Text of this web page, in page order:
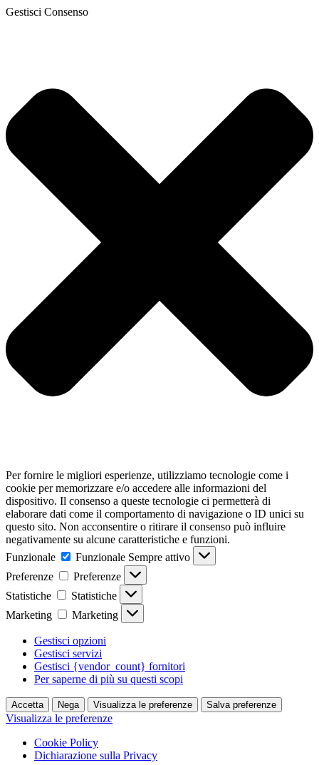
Gestisci Consenso
Per fornire le migliori esperienze, utilizziamo tecnologie come i
cookie per memorizzare e/o accedere alle informazioni del
dispositivo. Il consenso a queste tecnologie ci permetterà di
elaborare dati come il comportamento di navigazione o ID unici su
questo sito. Non acconsentire o ritirare il consenso può influire
negativamente su alcune caratteristiche e funzioni.
Funzionale
Funzionale Sempre attivo
Preferenze
Preferenze
Statistiche
Statistiche
Marketing
Marketing
Gestisci opzioni
Gestisci servizi
Gestisci {vendor_count} fornitori
Per saperne di più su questi scopi
Accetta Nega Visualizza le preferenze Salva preferenze
Visualizza le preferenze
Cookie Policy
Dichiarazione sulla Privacy